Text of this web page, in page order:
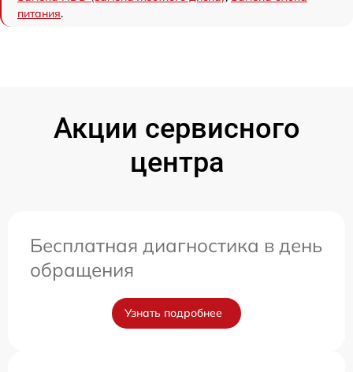
питания.
Акции сервисного
центра
Бесплатная диагностика в день
обращения
Узнать подробнее